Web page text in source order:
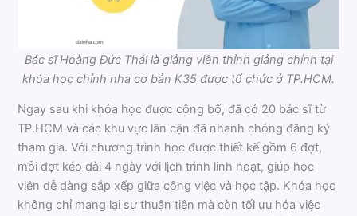
Bác sĩ Hoàng Đức Thái là giảng viên thỉnh giảng chính tại
khóa học chỉnh nha cơ bản K35 được tổ chức ở TP.HCM.
Ngay sau khi khóa học được công bố, đã có 20 bác sĩ từ
TP.HCM và các khu vực lân cận đã nhanh chóng đăng ký
tham gia. Với chương trình học được thiết kế gồm 6 đợt,
mỗi đợt kéo dài 4 ngày với lịch trình linh hoạt, giúp học
viên dễ dàng sắp xếp giữa công việc và học tập. Khóa học
không chỉ mang lại sự thuận tiện mà còn tối ưu hóa việc